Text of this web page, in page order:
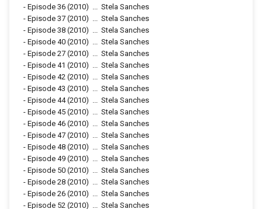
- Episode 36 (2010)
Stela Sanches
- Episode 37 (2010)
Stela Sanches
- Episode 38 (2010)
Stela Sanches
- Episode 40 (2010)
Stela Sanches
- Episode 27 (2010)
Stela Sanches
- Episode 41 (2010)
Stela Sanches
- Episode 42 (2010)
Stela Sanches
- Episode 43 (2010)
Stela Sanches
- Episode 44(2010)
Stela Sanches
- Episode 45 (2010)
Stela Sanches
- Episode 46 (2010)
Stela Sanches
- Episode 47 (2010)
Stela Sanches
- Episode 48 (2010)
Stela Sanches
- Episode 49 (2010)
Stela Sanches
- Episode 50 (2010)
Stela Sanches
- Episode 28 (2010)
Stela Sanches
- Episode 26 (2010)
Stela Sanches
- Episode 52 (2010) Stela Sanches